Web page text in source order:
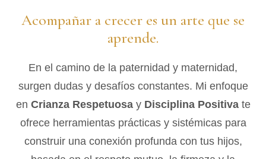
Acompañar a crecer es un arte que se
aprende.
En el camino de la paternidad y maternidad,
surgen dudas y desafíos constantes. Mi enfoque
en Crianza Respetuosay Disciplina Positivate
ofrece herramientas prácticas y sistémicas para
construir una conexión profunda con tus hijos,